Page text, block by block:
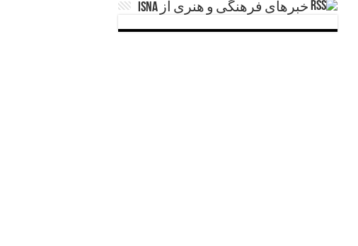
خبرهای فرهنگی و هنری از ISNA